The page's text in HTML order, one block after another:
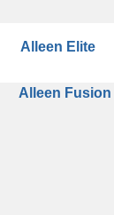
Alleen Elite